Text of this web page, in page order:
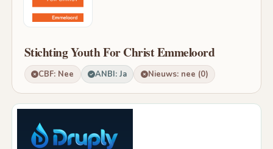
Stichting Youth For Christ Emmeloord
CBF: Nee ANBI: Ja Nieuws: nee (0)